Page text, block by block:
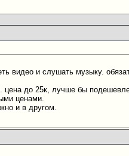
видео и слушать музыку.
цена до 25к, лучше бы
ценами.
и в другом.